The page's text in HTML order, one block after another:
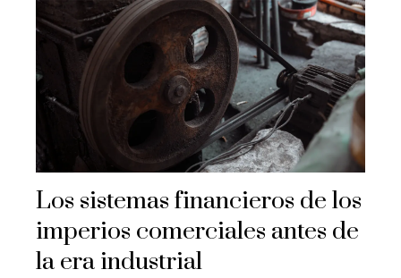
Los sistemas financieros de los
imperios comerciales antes de
la era industrial